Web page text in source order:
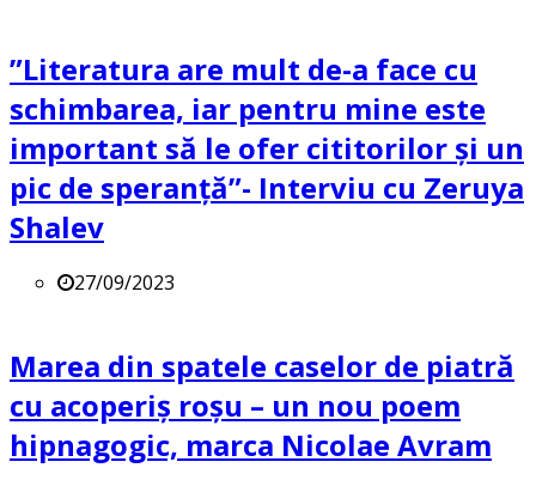
”Literatura are mult de-a face cu
schimbarea, iar pentru mine este
important să le ofer cititorilor și un
pic de speranță”- Interviu cu Zeruya
Shalev
27/09/2023
Marea din spatele caselor de piatră
cu acoperiș roșu – un nou poem
hipnagogic, marca Nicolae Avram